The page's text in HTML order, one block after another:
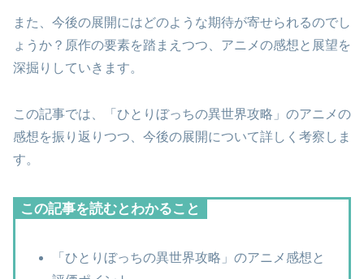
また、今後の展開にはどのような期待が寄せられるのでし
ょうか？原作の要素を踏まえつつ、アニメの感想と展望を
深掘りしていきます。
この記事では、「ひとりぼっちの異世界攻略」のアニメの
感想を振り返りつつ、今後の展開について詳しく考察しま
す。
この記事を読むとわかること
「ひとりぼっちの異世界攻略」のアニメ感想と